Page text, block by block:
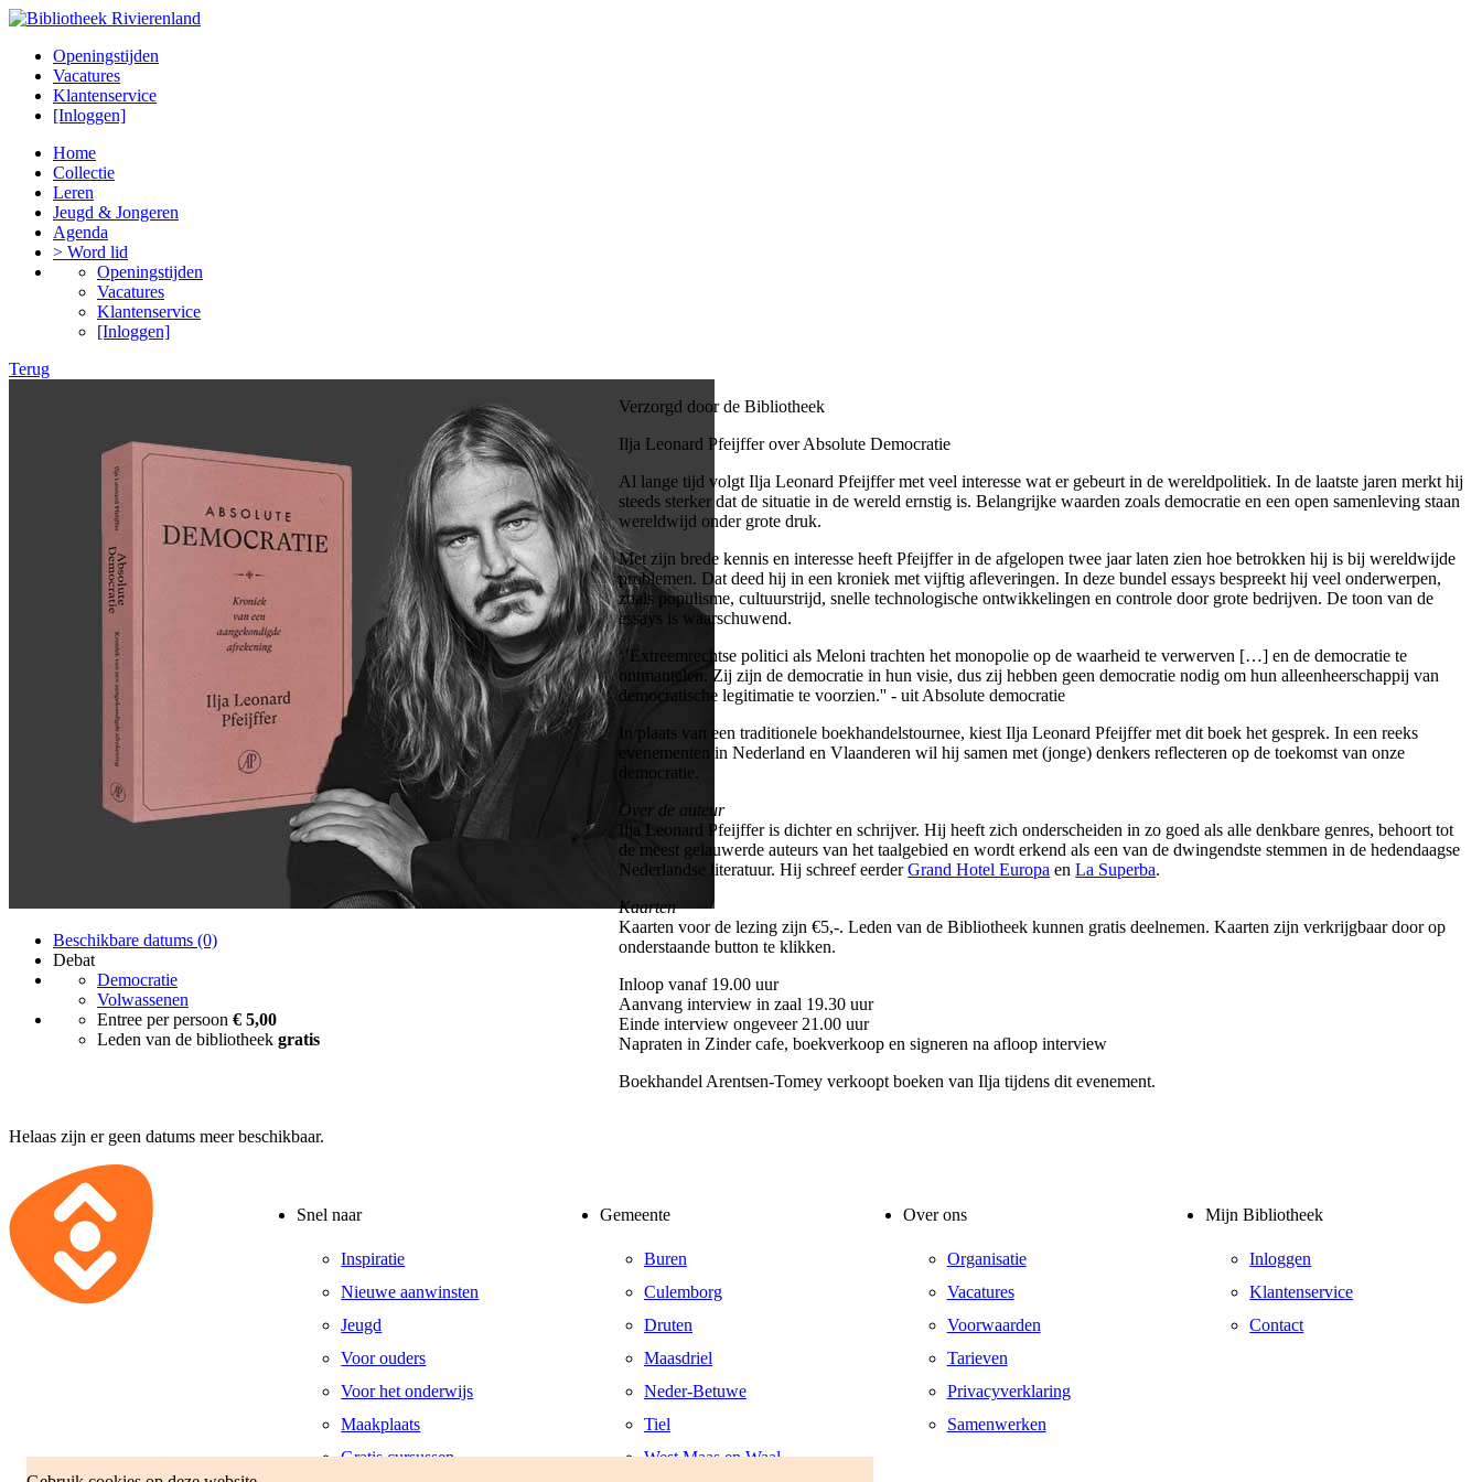
Openingstijden
Vacatures
Klantenservice
[Inloggen]
Home
Collectie
Leren
Jeugd & Jongeren
Agenda
> Word lid
Openingstijden
Vacatures
Klantenservice
[Inloggen]
Terug
Beschikbare datums (0)
Debat
Democratie
Volwassenen
Entree per persoon € 5,00
Leden van de bibliotheek gratis
Verzorgd door de Bibliotheek
Ilja Leonard Pfeijffer over Absolute Democratie
Al lange tijd volgt Ilja Leonard Pfeijffer met veel interesse wat er gebeurt in de wereldpolitiek. In de laatste jaren merkt hij
steeds sterker dat de situatie in de wereld ernstig is. Belangrijke waarden zoals democratie en een open samenleving staan
wereldwijd onder grote druk.
Met zijn brede kennis en interesse heeft Pfeijffer in de afgelopen twee jaar laten zien hoe betrokken hij is bij wereldwijde
problemen. Dat deed hij in een kroniek met vijftig afleveringen. In deze bundel essays bespreekt hij veel onderwerpen,
zoals populisme, cultuurstrijd, snelle technologische ontwikkelingen en controle door grote bedrijven. De toon van de
essays is waarschuwend.
‘’Extreemrechtse politici als Meloni trachten het monopolie op de waarheid te verwerven […] en de democratie te
ontmantelen. Zij zijn de democratie in hun visie, dus zij hebben geen democratie nodig om hun alleenheerschappij van
democratische legitimatie te voorzien.'' - uit Absolute democratie
In plaats van een traditionele boekhandelstournee, kiest Ilja Leonard Pfeijffer met dit boek het gesprek. In een reeks
evenementen in Nederland en Vlaanderen wil hij samen met (jonge) denkers reflecteren op de toekomst van onze
democratie.
Over de auteur
Ilja Leonard Pfeijffer is dichter en schrijver. Hij heeft zich onderscheiden in zo goed als alle denkbare genres, behoort tot
de meest gelauwerde auteurs van het taalgebied en wordt erkend als een van de dwingendste stemmen in de hedendaagse
Nederlandse literatuur. Hij schreef eerderGrand Hotel Europa enLa Superba.
Kaarten
Kaarten voor de lezing zijn €5,-. Leden van de Bibliotheek kunnen gratis deelnemen. Kaarten zijn verkrijgbaar door op
onderstaande button te klikken.
Inloop vanaf 19.00 uur
Aanvang interview in zaal 19.30 uur
Einde interview ongeveer 21.00 uur
Napraten in Zinder cafe, boekverkoop en signeren na afloop interview
Boekhandel Arentsen-Tomey verkoopt boeken van Ilja tijdens dit evenement.
Helaas zijn er geen datums meer beschikbaar.
Snel naar
Inspiratie
Nieuwe aanwinsten
Jeugd
Voor ouders
Voor het onderwijs
Maakplaats
Gratis cursussen
Gemeente
Buren
Culemborg
Druten
Maasdriel
Neder-Betuwe
Tiel
West Maas en Waal
Over ons
Organisatie
Vacatures
Voorwaarden
Tarieven
Privacyverklaring
Samenwerken
Mijn Bibliotheek
Inloggen
Klantenservice
Contact